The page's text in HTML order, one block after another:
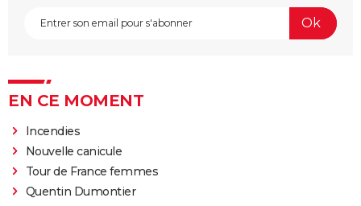
EN CE MOMENT
Incendies
Nouvelle canicule
Tour de France femmes
Quentin Dumontier